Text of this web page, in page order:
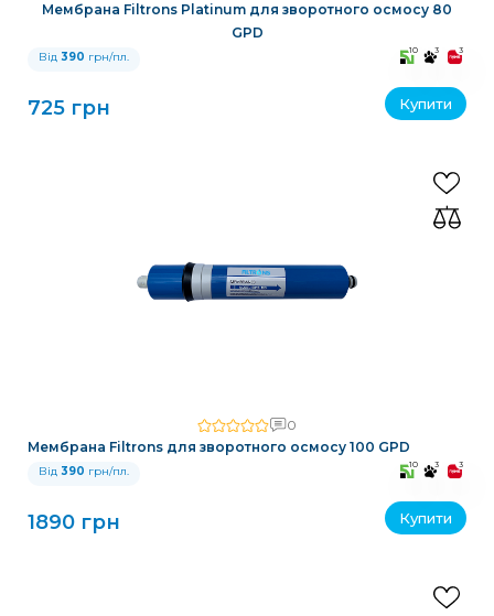
Мембрана Filtrons Platinum для зворотного осмосу 80
GPD
Від 390 грн/пл. 10 3 3
725 грн Купити
0
Мембрана Filtrons для зворотного осмосу 100 GPD
Від 390 грн/пл. 10 3 3
1890 грн Купити